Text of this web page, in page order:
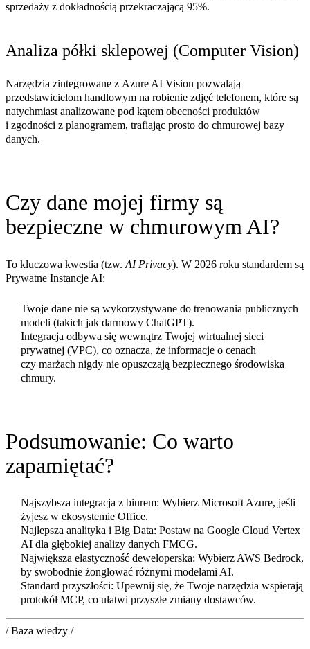
sprzedaży z dokładnością przekraczającą 95%.
Analiza półki sklepowej (Computer Vision)
Narzędzia zintegrowane z Azure AI Vision pozwalają
przedstawicielom handlowym na robienie zdjęć telefonem, które są
natychmiast analizowane pod kątem obecności produktów
i zgodności z planogramem, trafiając prosto do chmurowej bazy
danych.
Czy dane mojej firmy są
bezpieczne w chmurowym AI?
To kluczowa kwestia (tzw. AI Privacy). W 2026 roku standardem są
Prywatne Instancje AI:
Twoje dane nie są wykorzystywane do trenowania publicznych
modeli (takich jak darmowy ChatGPT).
Integracja odbywa się wewnątrz Twojej wirtualnej sieci
prywatnej (VPC), co oznacza, że informacje o cenach
czy marżach nigdy nie opuszczają bezpiecznego środowiska
chmury.
Podsumowanie: Co warto
zapamiętać?
Najszybsza integracja z biurem: Wybierz Microsoft Azure, jeśli
żyjesz w ekosystemie Office.
Najlepsza analityka i Big Data: Postaw na Google Cloud Vertex
AI dla głębokiej analizy danych FMCG.
Największa elastyczność deweloperska: Wybierz AWS Bedrock,
by swobodnie żonglować różnymi modelami AI.
Standard przyszłości: Upewnij się, że Twoje narzędzia wspierają
protokół MCP, co ułatwi przyszłe zmiany dostawców.
/ Baza wiedzy /